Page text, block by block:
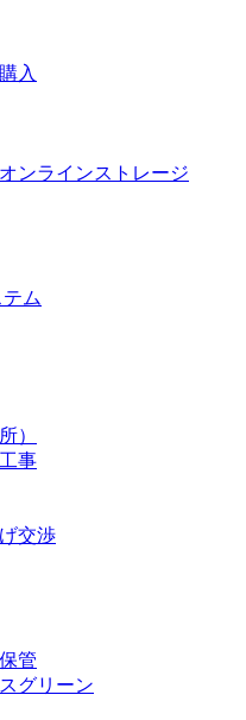
入
ンラインストレージ
ム
）
事
交渉
管
グリーン